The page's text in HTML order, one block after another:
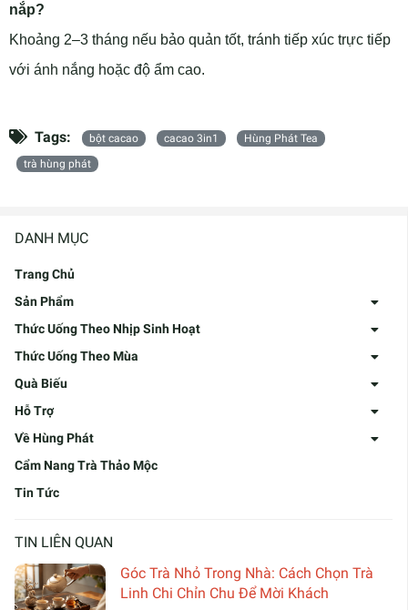
DANH MỤC
Trang Chủ
Sản Phẩm
Thức Uống Theo Nhịp Sinh Hoạt
Thức Uống Theo Mùa
Quà Biếu
Hỗ Trợ
Về Hùng Phát
Cẩm Nang Trà Thảo Mộc
Tin Tức
TIN LIÊN QUAN
Góc Trà Nhỏ Trong Nhà: Cách Chọn Trà
Linh Chi Chỉn Chu Để Mời Khách
nắp?
Khoảng 2–3 tháng nếu bảo quản tốt, tránh tiếp xúc trực tiếp
với ánh nắng hoặc độ ẩm cao.
Tags: bột cacao cacao 3in1
Hùng Phát Tea
trà hùng phát